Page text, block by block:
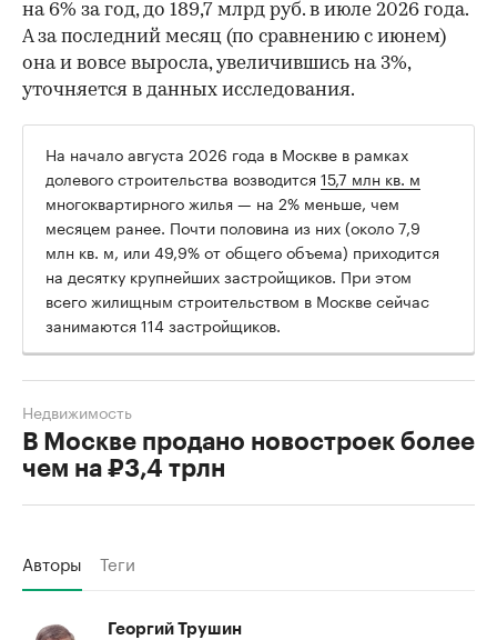
на 6% за год, до 189,7 млрд руб. в июле 2026 года.
А за последний месяц (по сравнению с июнем)
она и вовсе выросла, увеличившись на 3%,
уточняется в данных исследования.
На начало августа 2026 года в Москве в рамках
долевого строительства возводится15,7 млн кв. м
многоквартирного жилья — на 2% меньше, чем
месяцем ранее. Почти половина из них (около 7,9
млн кв. м, или 49,9% от общего объема) приходится
на десятку крупнейших застройщиков. При этом
всего жилищным строительством в Москве сейчас
занимаются 114 застройщиков.
В Москве продано новостроек более
чем на ₽3,4 трлн
Недвижимость
Авторы Теги
Георгий Трушин